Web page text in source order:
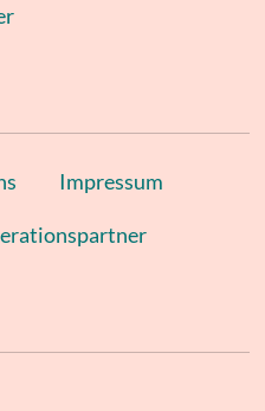
Impressum